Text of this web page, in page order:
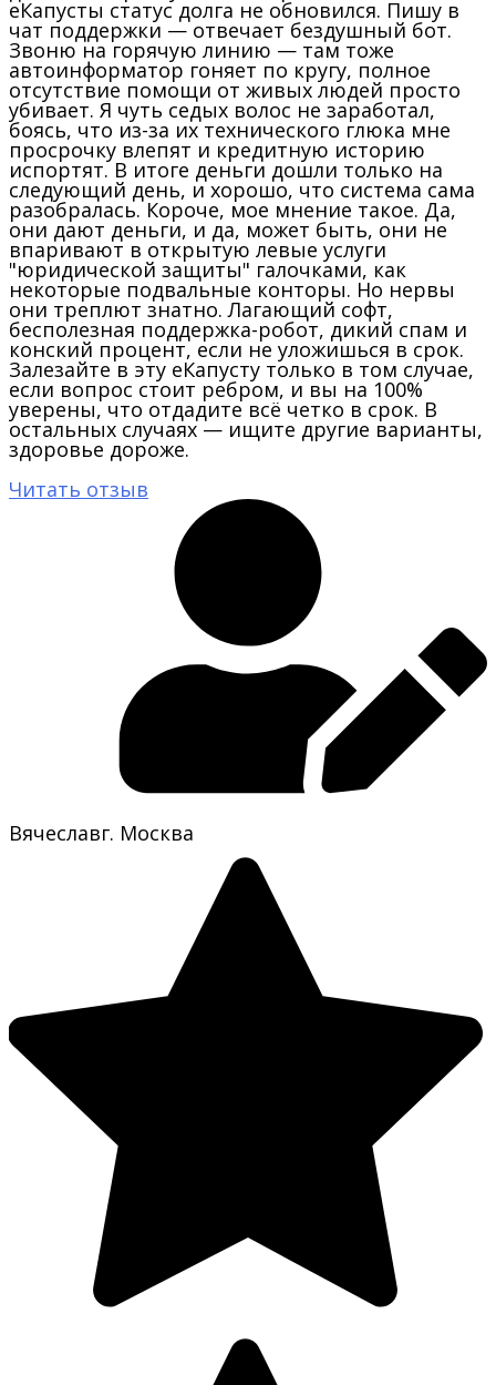
еКапусты статус долга не обновился. Пишу в
чат поддержки — отвечает бездушный бот.
Звоню на горячую линию — там тоже
автоинформатор гоняет по кругу, полное
отсутствие помощи от живых людей просто
убивает. Я чуть седых волос не заработал,
боясь, что из-за их технического глюка мне
просрочку влепят и кредитную историю
испортят. В итоге деньги дошли только на
следующий день, и хорошо, что система сама
разобралась. Короче, мое мнение такое. Да,
они дают деньги, и да, может быть, они не
впаривают в открытую левые услуги
"юридической защиты" галочками, как
некоторые подвальные конторы. Но нервы
они треплют знатно. Лагающий софт,
бесполезная поддержка-робот, дикий спам и
конский процент, если не уложишься в срок.
Залезайте в эту еКапусту только в том случае,
если вопрос стоит ребром, и вы на 100%
уверены, что отдадите всё четко в срок. В
остальных случаях — ищите другие варианты,
здоровье дороже.
Читать отзыв
Вячеславг. Москва